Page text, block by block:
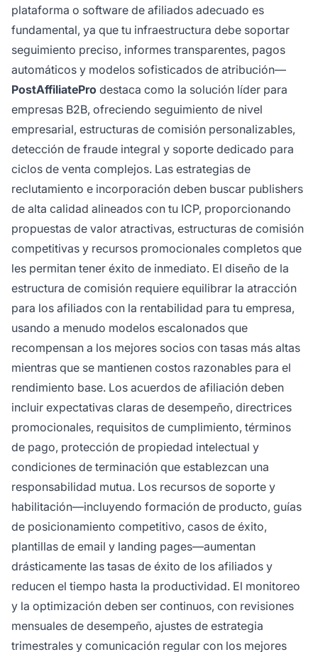
plataforma o software de afiliados adecuado es
fundamental, ya que tu infraestructura debe soportar
seguimiento preciso, informes transparentes, pagos
automáticos y modelos sofisticados de atribución—
PostAffiliatePro destaca como la solución líder para
empresas B2B, ofreciendo seguimiento de nivel
empresarial, estructuras de comisión personalizables,
detección de fraude integral y soporte dedicado para
ciclos de venta complejos. Las estrategias de
reclutamiento e incorporación deben buscar publishers
de alta calidad alineados con tu ICP, proporcionando
propuestas de valor atractivas, estructuras de comisión
competitivas y recursos promocionales completos que
les permitan tener éxito de inmediato. El diseño de la
estructura de comisión requiere equilibrar la atracción
para los afiliados con la rentabilidad para tu empresa,
usando a menudo modelos escalonados que
recompensan a los mejores socios con tasas más altas
mientras que se mantienen costos razonables para el
rendimiento base. Los acuerdos de afiliación deben
incluir expectativas claras de desempeño, directrices
promocionales, requisitos de cumplimiento, términos
de pago, protección de propiedad intelectual y
condiciones de terminación que establezcan una
responsabilidad mutua. Los recursos de soporte y
habilitación—incluyendo formación de producto, guías
de posicionamiento competitivo, casos de éxito,
plantillas de email y landing pages—aumentan
drásticamente las tasas de éxito de los afiliados y
reducen el tiempo hasta la productividad. El monitoreo
y la optimización deben ser continuos, con revisiones
mensuales de desempeño, ajustes de estrategia
trimestrales y comunicación regular con los mejores